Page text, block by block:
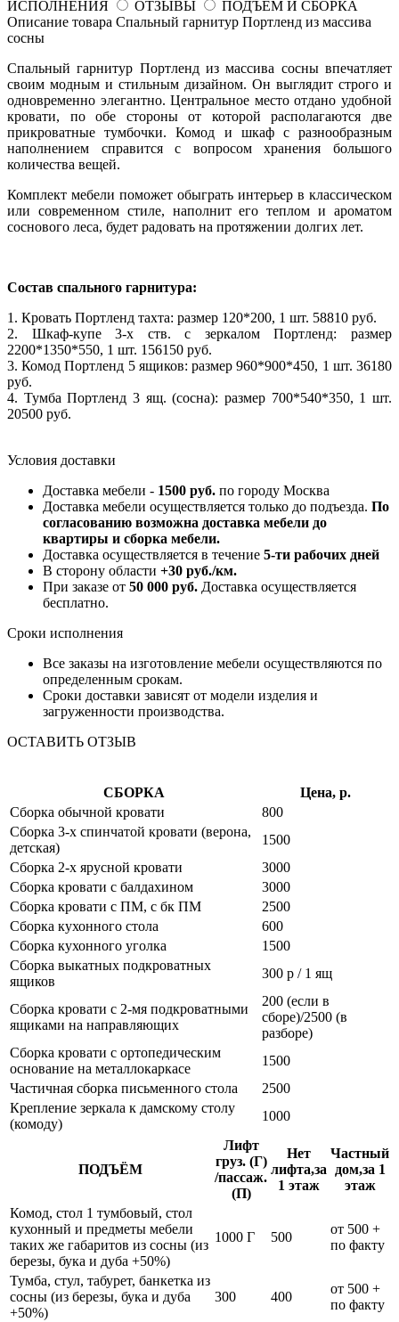
ИСПОЛНЕНИЯ ОТЗЫВЫ
ПОДЪЕМ И СБОРКА
Описание товара Спальный гарнитур Портленд из массива
сосны
Спальный гарнитур Портленд из массива сосны впечатляет
своим модным и стильным дизайном. Он выглядит строго и
одновременно элегантно. Центральное место отдано удобной
кровати, по обе стороны от которой располагаются две
прикроватные тумбочки. Комод и шкаф с разнообразным
наполнением справится с вопросом хранения большого
количества вещей.
Комплект мебели поможет обыграть интерьер в классическом
или современном стиле, наполнит его теплом и ароматом
соснового леса, будет радовать на протяжении долгих лет.
Состав спального гарнитура:
1. Кровать Портленд тахта: размер 120*200, 1 шт. 58810 руб.
2. Шкаф-купе 3-х ств. с зеркалом Портленд: размер
2200*1350*550, 1 шт. 156150 руб.
3. Комод Портленд 5 ящиков: размер 960*900*450, 1 шт. 36180
руб.
4. Тумба Портленд 3 ящ. (сосна): размер 700*540*350, 1 шт.
20500 руб.
Условия доставки
Доставка мебели - 1500 руб. по городу Москва
Доставка мебели осуществляется только до подъезда. По
согласованию возможна доставка мебели до
квартиры и сборка мебели.
Доставка осуществляется в течение 5-ти рабочих дней
В сторону области +30 руб./км.
При заказе от 50 000 руб. Доставка осуществляется
бесплатно.
Сроки исполнения
Все заказы на изготовление мебели осуществляются по
определенным срокам.
Сроки доставки зависят от модели изделия и
загруженности производства.
ОСТАВИТЬ ОТЗЫВ
СБОРКА
Цена, р.
Сборка обычной кровати
800
Сборка 3-х спинчатой кровати (верона,
детская)
1500
Сборка 2-х ярусной кровати
3000
Сборка кровати с балдахином
3000
Сборка кровати с ПМ, с бк ПМ
2500
Сборка кухонного стола
600
Сборка кухонного уголка
1500
Сборка выкатных подкроватных
ящиков
300 р / 1 ящ
Сборка кровати с 2-мя подкроватными
ящиками на направляющих
200 (если в
сборе)/2500 (в
разборе)
Сборка кровати с ортопедическим
основание на металлокаркасе
1500
Частичная сборка письменного стола
2500
Крепление зеркала к дамскому столу
(комоду)
1000
ПОДЪЁМ
Лифт
груз. (Г)
/пассаж.
(П)
Нет
лифта,за
1 этаж
Частный
дом,за 1
этаж
Комод, стол 1 тумбовый, стол
кухонный и предметы мебели
таких же габаритов из сосны (из
березы, бука и дуба +50%)
1000 Г 500
от 500 +
по факту
Тумба, стул, табурет, банкетка из
сосны (из березы, бука и дуба
+50%)
300 400
от 500 +
по факту